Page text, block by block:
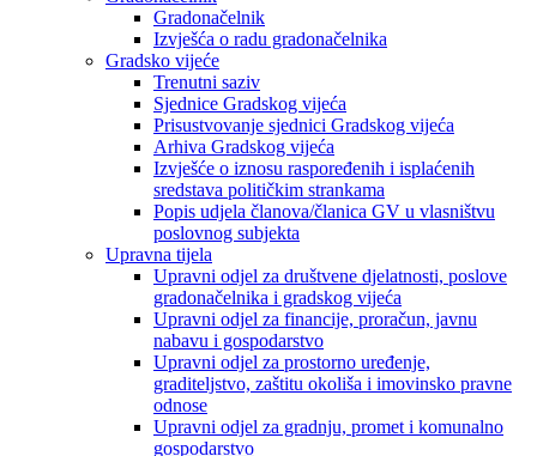
Gradonačelnik
Izvješća o radu gradonačelnika
Gradsko vijeće
Trenutni saziv
Sjednice Gradskog vijeća
Prisustvovanje sjednici Gradskog vijeća
Arhiva Gradskog vijeća
Izvješće o iznosu raspoređenih i isplaćenih
sredstava političkim strankama
Popis udjela članova/članica GV u vlasništvu
poslovnog subjekta
Upravna tijela
Upravni odjel za društvene djelatnosti, poslove
gradonačelnika i gradskog vijeća
Upravni odjel za financije, proračun, javnu
nabavu i gospodarstvo
Upravni odjel za prostorno uređenje,
graditeljstvo, zaštitu okoliša i imovinsko pravne
odnose
Upravni odjel za gradnju, promet i komunalno
gospodarstvo